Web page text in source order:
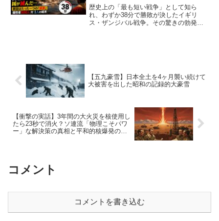
歴史上の「最も短い戦争」として知ら
れ、わずか38分で勝敗が決したイギリ
ス・ザンジバル戦争。その驚きの勃発原
【五九豪雪】日本全土を4ヶ月襲い続けて
大被害を出した昭和の記録的大豪雪
【衝撃の実話】3年間の大火災を核使用し
たら23秒で消火？ソ連流「物理こそパワ
ー」な解決策の真相と平和的核爆発の光
コメント
コメントを書き込む